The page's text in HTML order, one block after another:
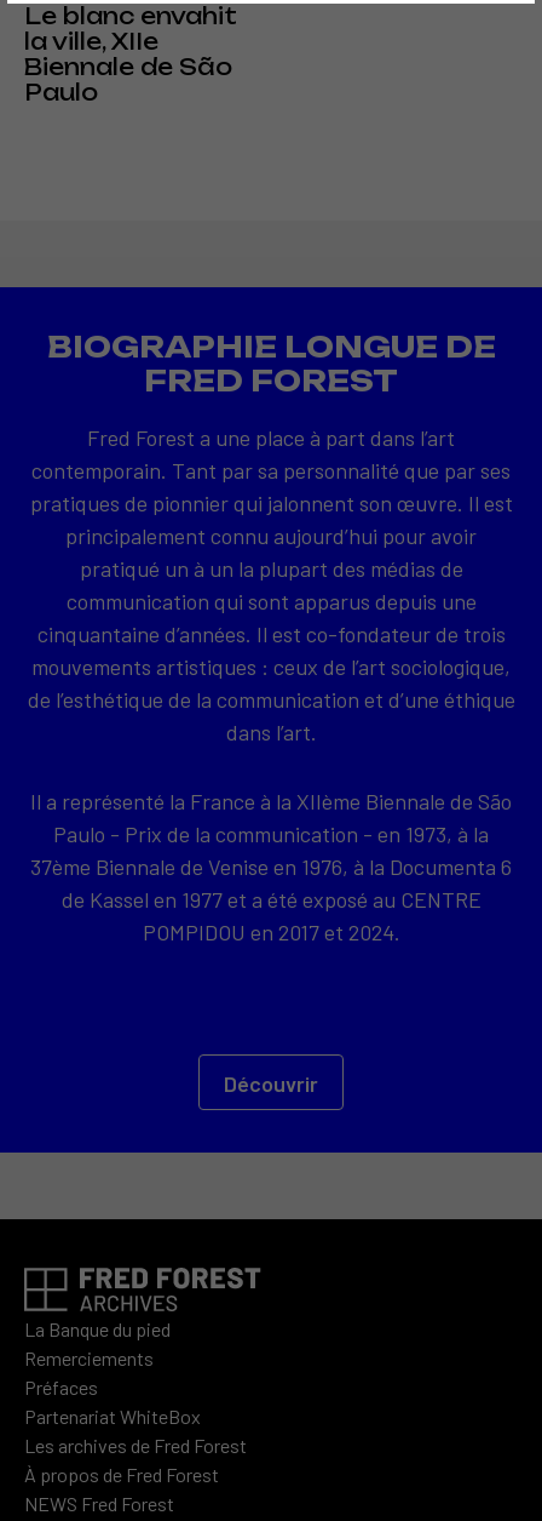
Le blanc envahit
la ville, XIIe
Biennale de São
Paulo
BIOGRAPHIE LONGUE DE
FRED FOREST
Fred Forest a une place à part dans l’art
contemporain. Tant par sa personnalité que par ses
pratiques de pionnier qui jalonnent son œuvre. Il est
principalement connu aujourd’hui pour avoir
pratiqué un à un la plupart des médias de
communication qui sont apparus depuis une
cinquantaine d’années. Il est co-fondateur de trois
mouvements artistiques : ceux de l’art sociologique,
de l’esthétique de la communication et d’une éthique
dans l’art.
Il a représenté la France à la XIIème Biennale de São
Paulo - Prix de la communication - en 1973, à la
37ème Biennale de Venise en 1976, à la Documenta 6
de Kassel en 1977 et a été exposé au CENTRE
POMPIDOU en 2017 et 2024.
Découvrir
La Banque du pied
Remerciements
Préfaces
Partenariat WhiteBox
Les archives de Fred Forest
À propos de Fred Forest
NEWS Fred Forest